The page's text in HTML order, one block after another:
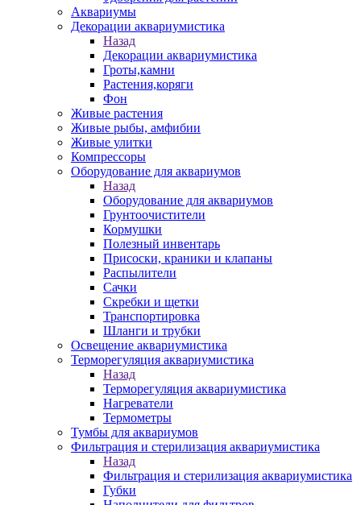
Аквариумы
Декорации аквариумистика
Назад
Декорации аквариумистика
Гроты,камни
Растения,коряги
Фон
Живые растения
Живые рыбы, амфибии
Живые улитки
Компрессоры
Оборудование для аквариумов
Назад
Оборудование для аквариумов
Грунтоочистители
Кормушки
Полезный инвентарь
Присоски, краники и клапаны
Распылители
Сачки
Скребки и щетки
Транспортировка
Шланги и трубки
Освещение аквариумистика
Терморегуляция аквариумистика
Назад
Терморегуляция аквариумистика
Нагреватели
Термометры
Тумбы для аквариумов
Фильтрация и стерилизация аквариумистика
Назад
Фильтрация и стерилизация аквариумистика
Губки